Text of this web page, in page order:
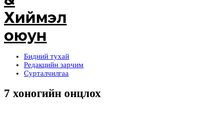
Бидний тухай
Редакцийн зарчим
Сурталчилгаа
7 хоногийн онцлох